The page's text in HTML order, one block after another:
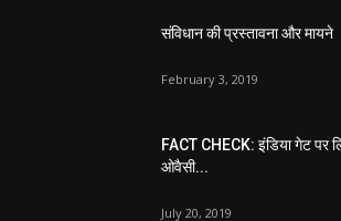
संविधान की प्रस्तावना और मायने
February 3, 2019
FACT CHECK: इंडिया गेट पर
ओवैसी...
July 20, 2019